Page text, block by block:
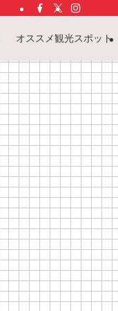
オススメ観光スポット